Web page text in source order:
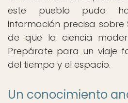
este pueblo pudo
información precisa sobre
de que la ciencia
Prepárate para un viaje
del tiempo y el espacio.
Un conocimiento